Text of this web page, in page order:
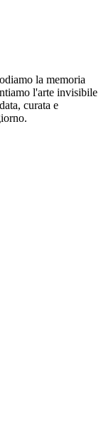
la memoria
l'arte invisibile
curata e